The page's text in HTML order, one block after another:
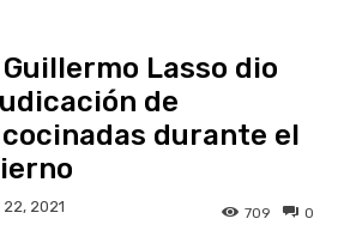
Guillermo Lasso dio
de
durante el
2021 0
709